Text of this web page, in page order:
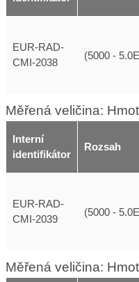
EUR-RAD-
CMI-2038
(5000 -
Měřená veličina:
Interní
identifikátor
Rozsah
EUR-RAD-
CMI-2039
(5000 -
Měřená veličina: